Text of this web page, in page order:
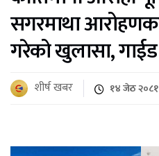
सगरमाथा
गरेको खुलासा,
शीर्ष खबर १४ जेठ